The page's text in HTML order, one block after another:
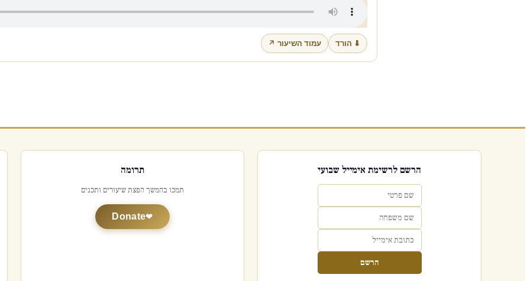
⬇ הורד עמוד השיעור ↗
הרשם לרשימת אימייל שבועי
הרשם
תרומה
תמכו בהמשך הפצת שיעורים ותכנים
Donate